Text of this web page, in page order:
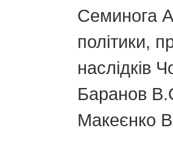
Семинога
політики,
наслідків
Баранов
Макеєнко